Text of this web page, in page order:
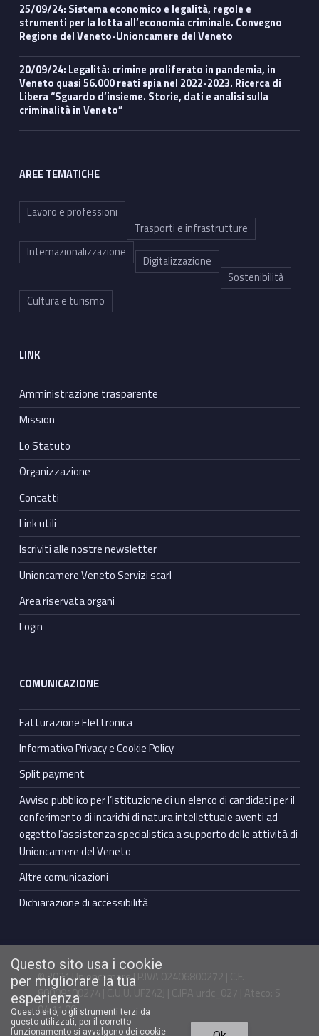
25/09/24: Sistema economico e legalità, regole e
strumenti per la lotta all’economia criminale. Convegno
Regione del Veneto-Unioncamere del Veneto
20/09/24: Legalità: crimine proliferato in pandemia, in
Veneto quasi 56.000 reati spia nel 2022-2023. Ricerca di
Libera “Sguardo d’insieme. Storie, dati e analisi sulla
criminalità in Veneto”
AREE TEMATICHE
Lavoro e professioni
Trasporti e infrastrutture
Internazionalizzazione
Digitalizzazione
Sostenibilità
Cultura e turismo
LINK
Amministrazione trasparente
Mission
Lo Statuto
Organizzazione
Contatti
Link utili
Iscriviti alle nostre newsletter
Unioncamere Veneto Servizi scarl
Area riservata organi
Login
COMUNICAZIONE
Fatturazione Elettronica
Informativa Privacy e Cookie Policy
Split payment
Avviso pubblico per l’istituzione di un elenco di candidati per il
conferimento di incarichi di natura intellettuale aventi ad
oggetto l’assistenza specialistica a supporto delle attività di
Unioncamere del Veneto
Altre comunicazioni
Dichiarazione di accessibilità
© 2021 Unioncamere | P.IVA 02406800272 | C.F.
80009100274 | C.U.U. UFZ42J | C.IPA urdc_027 | Ateco: S
94.11.00
Questo sito usa i cookie
per migliorare la tua
esperienza
Questo sito, o gli strumenti terzi da
questo utilizzati, per il corretto
funzionamento si avvalgono dei cookie